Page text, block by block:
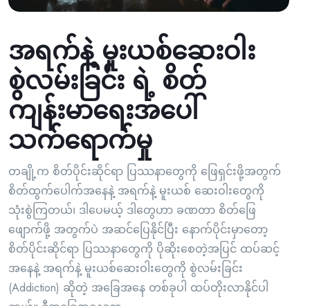
အရက်နဲ့ မူးယစ်ဆေးဝါး
စွဲလမ်းခြင်း ရဲ့ စိတ်
ကျန်းမာရေးအပေါ်
သက်ရောက်မှု
တချို့က စိတ်ပိုင်းဆိုင်ရာ ပြဿနာတွေကို ဖြေရှင်းဖို့အတွက်
စိတ်ထွက်ပေါက်အနေနဲ့ အရက်နဲ့ မူးယစ် ဆေးဝါးတွေကို
သုံးစွဲကြတယ်၊ ဒါပေမယ့် ဒါတွေဟာ ခဏတာ စိတ်ဖြေ
ဖျောက်ဖို့ အတွက်ပဲ အဆင်ပြေနိုင်ပြီး နောက်ပိုင်းမှာတော့
စိတ်ပိုင်းဆိုင်ရာ ပြဿနာတွေကို ပိုဆိုးစေတဲ့အပြင် ထပ်ဆင့်
အနေနဲ့ အရက်နဲ့ မူးယစ်ဆေးဝါးတွေကို စွဲလမ်းခြင်း
(Addiction) ဆိုတဲ့ အခြေအနေ တစ်ခုပါ ထပ်တိုးလာနိုင်ပါ